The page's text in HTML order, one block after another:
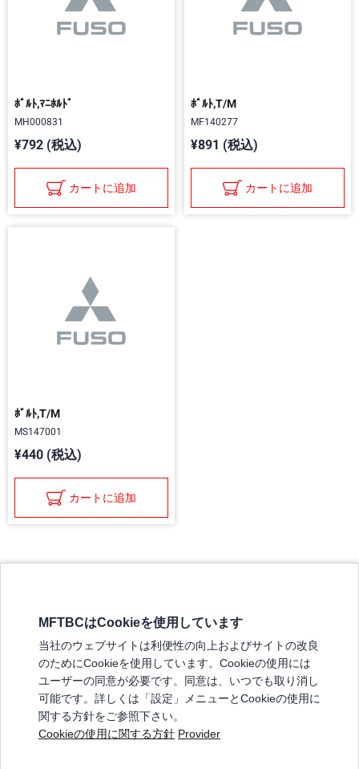
ﾎﾞﾙﾄ,ﾏﾆﾎﾙﾄﾞ
MH000831
¥792 (税込)
カートに追加
ﾎﾞﾙﾄ,T/M
MF140277
¥891 (税込)
カートに追加
ﾎﾞﾙﾄ,T/M
MS147001
¥440 (税込)
カートに追加
弊社の製品について
販売店リスト
よくある質問 / お問い合わせ
特定商取引法に基づく表記
MFTBCはCookieを使用しています
当社のウェブサイトは利便性の向上およびサイトの改良
のためにCookieを使用しています。Cookieの使用には
ユーザーの同意が必要です。同意は、いつでも取り消し
可能です。詳しくは「設定」メニューとCookieの使用に
関する方針をご参照下さい。
Cookieの使用に関する方針 Provider